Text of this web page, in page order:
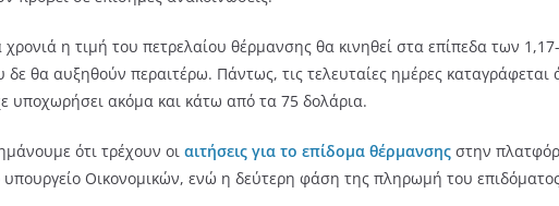
η τιμή του πετρελαίου θέρμανσης θα κινηθεί στα επίπεδα των
δε θα αυξηθούν περαιτέρω. Πάντως, τις τελευταίες ημέρες
υποχωρήσει ακόμα και κάτω από τα 75 δολάρια.
ότι τρέχουν οι αιτήσεις για το επίδομα θέρμανσης στην
Οικονομικών, ενώ η δεύτερη φάση της πληρωμή του